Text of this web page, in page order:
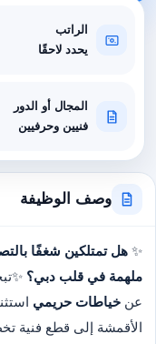
الراتب
يحدد لاحقًا
المجال أو الدور
فنيين وحرفيين
وصف الوظيفة
✨ هل تمتلكين شغفًا
ملهمة في قلب دبي؟ ✨
عن خياطات حريمي
الأقمشة إلى قطع فنية